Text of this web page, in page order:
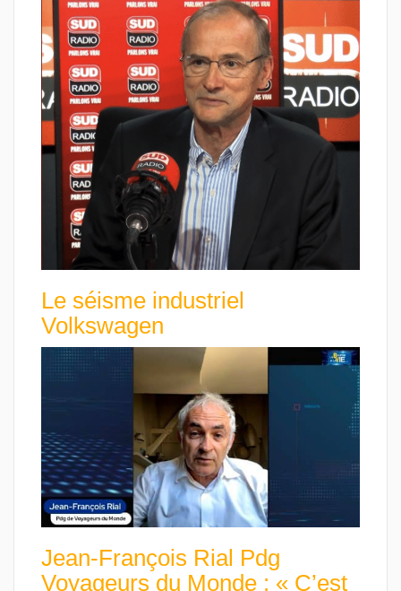
Le séisme industriel
Volkswagen
Jean-François Rial Pdg
Voyageurs du Monde : « C’est